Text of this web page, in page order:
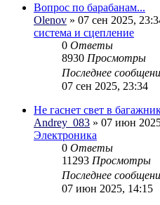
Вопрос по барабанам...
Olenov » 07 сен 2025,
система и сцепление
0 Ответы
8930 Просмотры
Последнее
07 сен 2025, 23:34
Не гаснет свет в
Andrey_083 » 07 июн
Электроника
0 Ответы
11293 Просмотры
Последнее
07 июн 2025, 14:15